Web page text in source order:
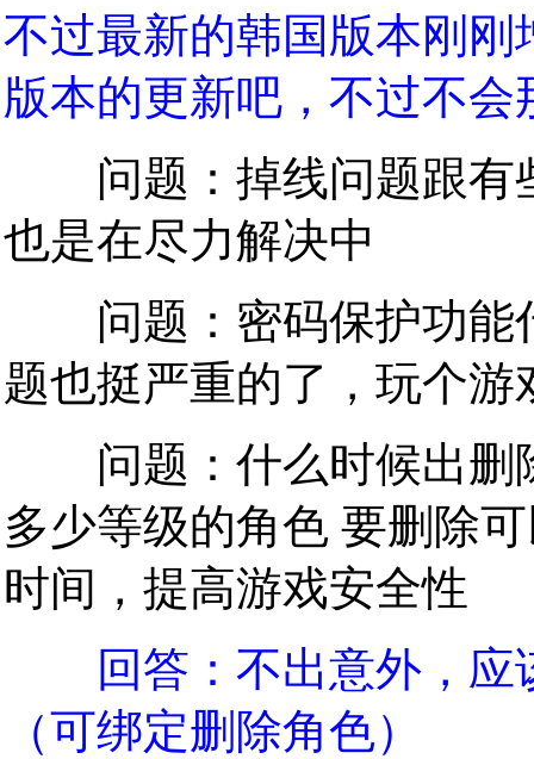
不过最新的韩国版本刚
版本的更新吧，不过不
问题：掉线问题跟有
也是在尽力解决中
问题：密码保护功能
题也挺严重的了，玩个
问题：什么时候出删
多少等级的角色 要删除
时间，提高游戏安全性
回答：不出意外，
（可绑定删除角色）